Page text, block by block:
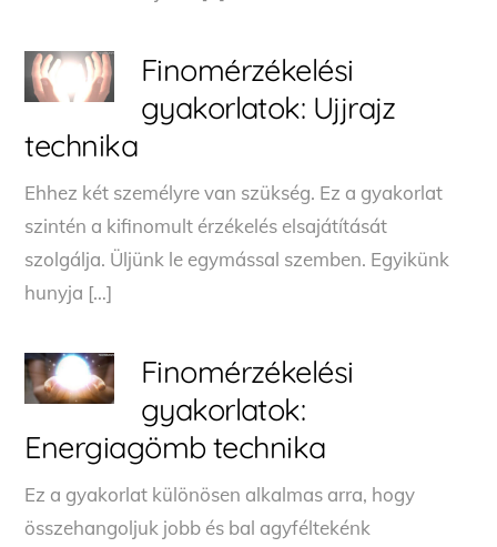
Finomérzékelési
gyakorlatok: Ujjrajz
technika
Ehhez két személyre van szükség. Ez a gyakorlat
szintén a kifinomult érzékelés elsajátítását
szolgálja. Üljünk le egymással szemben. Egyikünk
hunyja […]
Finomérzékelési
gyakorlatok:
Energiagömb technika
Ez a gyakorlat különösen alkalmas arra, hogy
összehangoljuk jobb és bal agyféltekénk